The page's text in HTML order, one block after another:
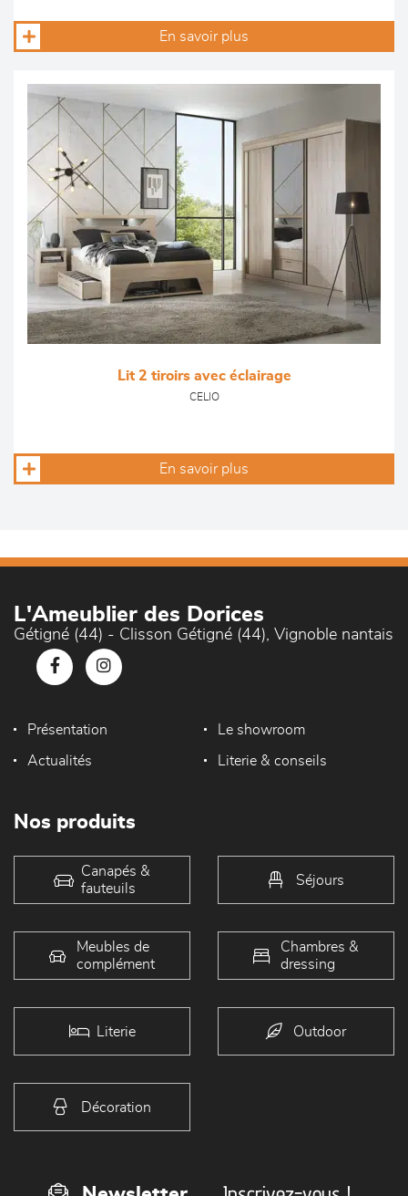
En savoir plus
Lit 2 tiroirs avec éclairage
CELIO
En savoir plus
L'Ameublier des Dorices
Gétigné (44) - Clisson Gétigné (44), Vignoble nantais
Présentation Le showroom
Actualités Literie & conseils
Nos produits
Canapés &
fauteuils
Séjours
Meubles de
complément
Chambres &
dressing
Literie Outdoor
Décoration